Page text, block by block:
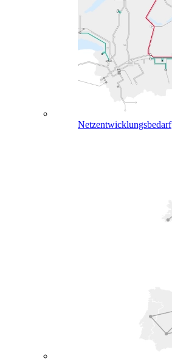
Netzentwicklungsbedarf